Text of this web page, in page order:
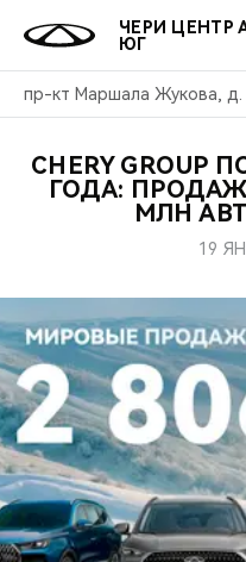
ЧЕРИ ЦЕНТР
ЮГ
пр-кт Маршала Жукова, д.
СЕДАНЫ
НОВИНКИ
ПОДДЕРЖКА
CHERY CONNECT
CHERY В СОЦСЕТЯХ
ЛЮДИ CHERY
БЛАГОТВОРИТЕЛЬНОСТЬ
CHERY REMOTE
О
CHERY GROUP
ГОДА:
МЛН
19